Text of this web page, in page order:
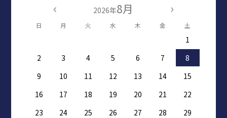
2026年8月
日 月 火 水 木 金 土
1
2
3 4 5 6 7
8
9
10 11 12 13 14
15
16
17 18 19 20 21
22
23
24 25 26 27 28
29